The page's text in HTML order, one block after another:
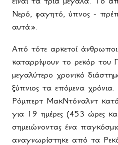
Νερό, φαγητό, ύπνος -
αυτά».
Από τότε αρκετοί
καταρρίψουν το ρεκόρ του
μεγαλύτερο χρονικό
ξύπνιος τα επόμενα
Ρόμπερτ ΜακΝτόναλντ
για 19 ημέρες (453 ώρες
σημειώνοντας ένα
αναγνωρίστηκε από τα